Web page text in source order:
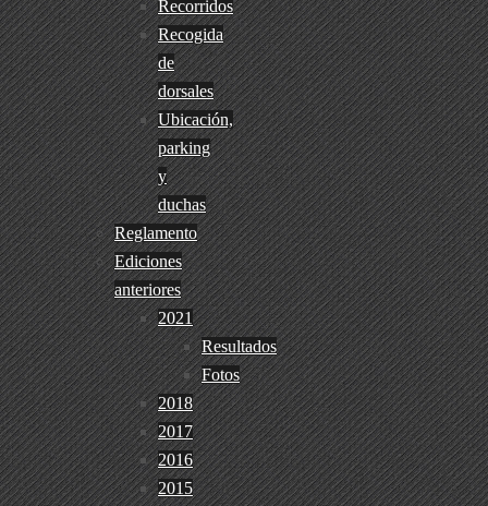
Recorridos
Recogida
de
dorsales
Ubicación,
parking
y
duchas
Reglamento
Ediciones
anteriores
2021
Resultados
Fotos
2018
2017
2016
2015